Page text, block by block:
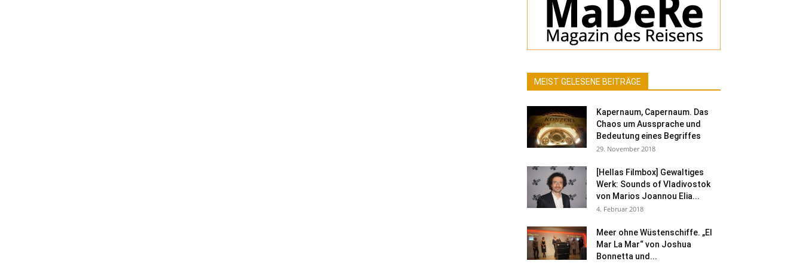
MEIST GELESENE BEITRÄGE
Kapernaum, Capernaum. Das
Chaos um Aussprache und
Bedeutung eines Begriffes
29. November 2018
[Hellas Filmbox] Gewaltiges
Werk: Sounds of Vladivostok
von Marios Joannou Elia...
4. Februar 2018
Meer ohne Wüstenschiffe. „El
Mar La Mar“ von Joshua
Bonnetta und...